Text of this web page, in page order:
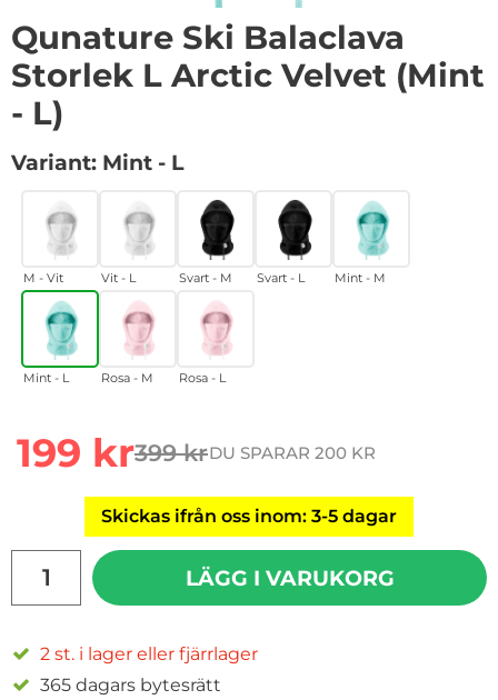
Qunature Ski Balaclava
Storlek L Arctic Velvet (Mint
- L)
Variant: Mint - L
M - Vit Vit - L Svart - M Svart - L Mint - M
Mint - L Rosa - M Rosa - L
rea pris
199 krtidigare pris
399 krDU SPARAR 200 KR
Skickas ifrån oss inom: 3-5 dagar
LÄGG I VARUKORG
2 st. i lager eller fjärrlager
365 dagars bytesrätt